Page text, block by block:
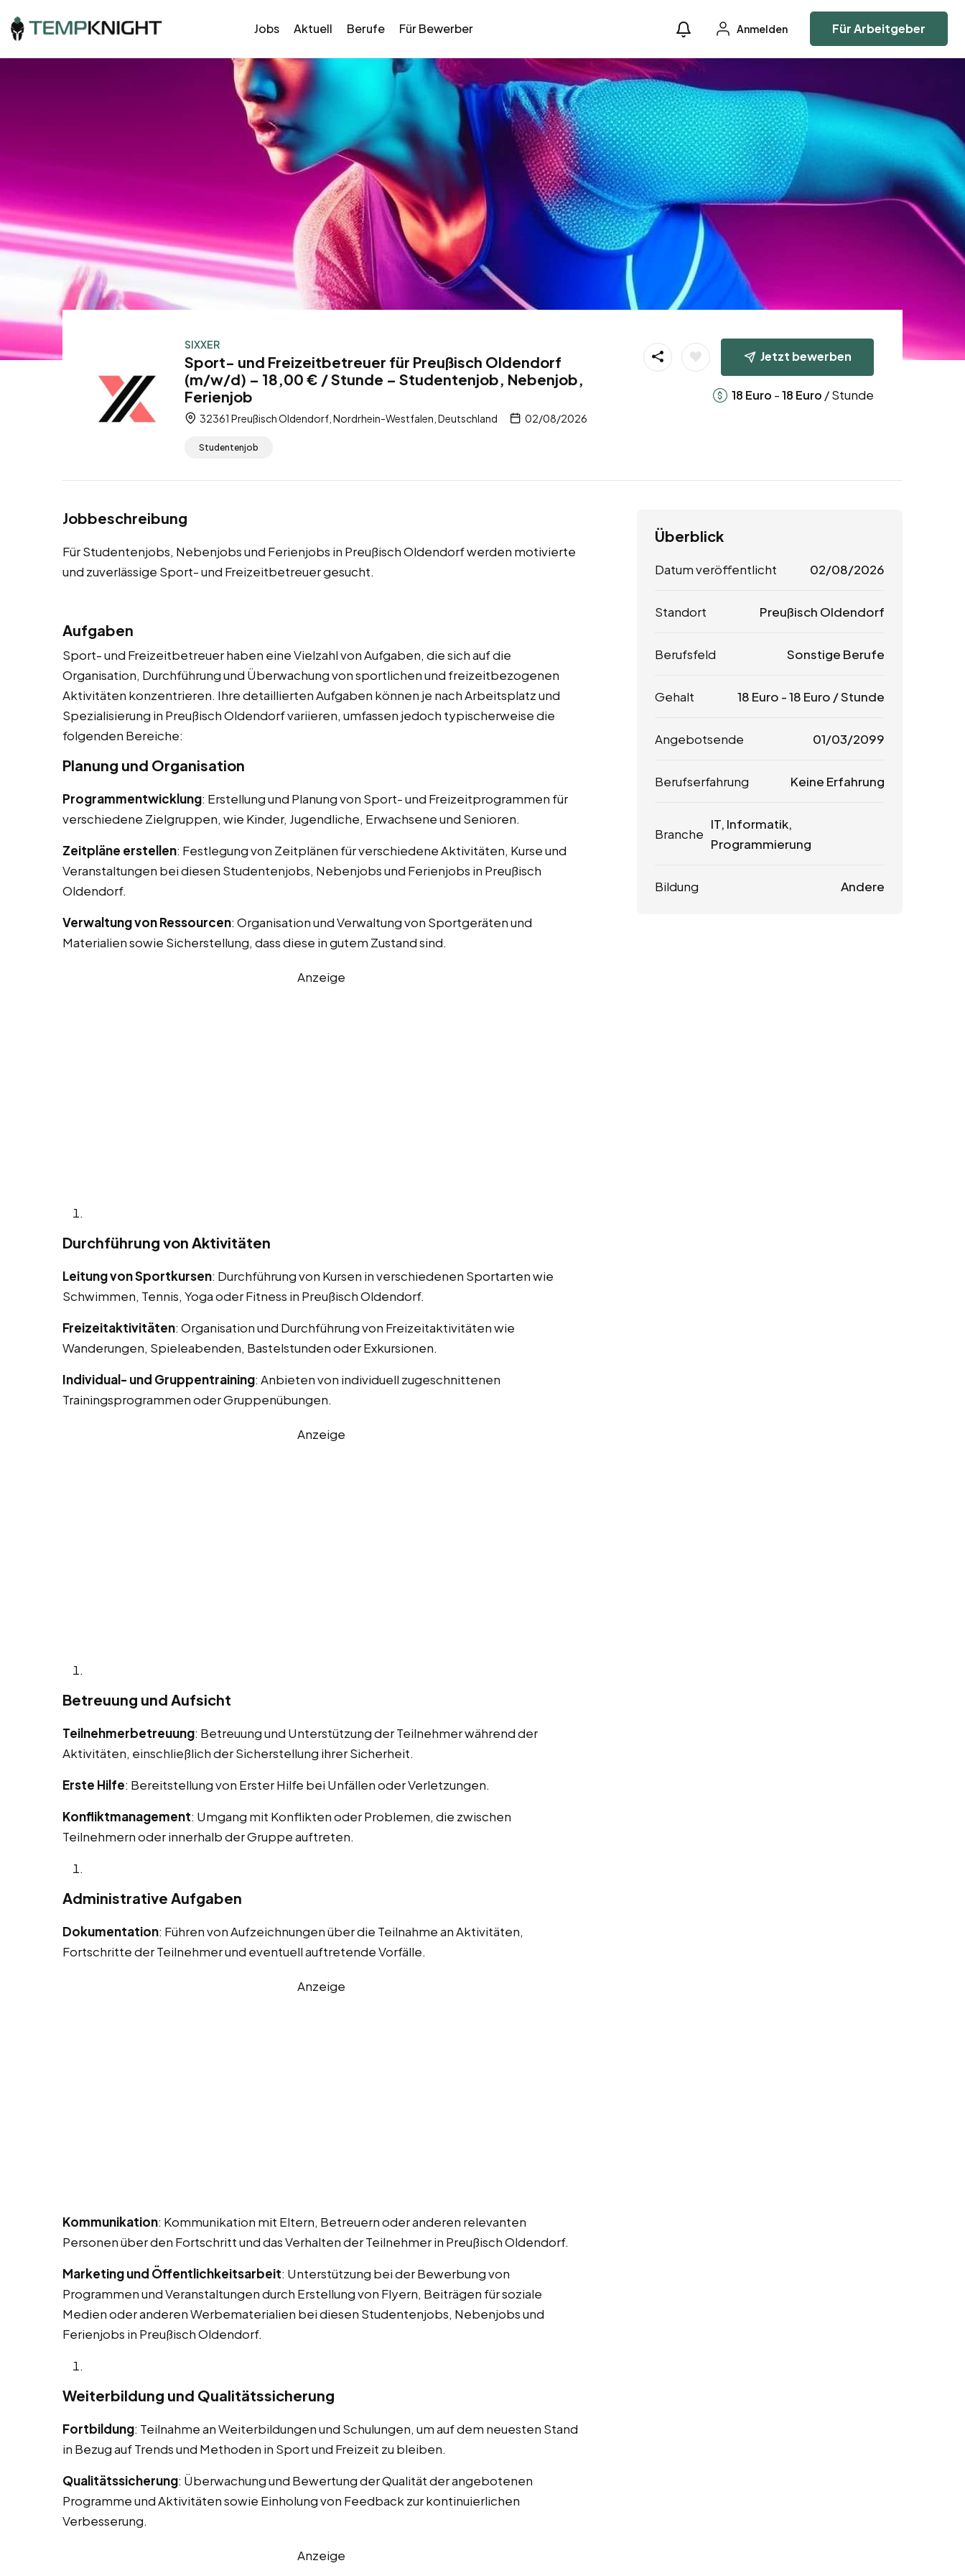
Jobs Aktuell Berufe Für Bewerber Anmelden Für Arbeitgeber
SIXXER
Sport- und Freizeitbetreuer für Preußisch Oldendorf
(m/w/d) – 18,00 € / Stunde – Studentenjob, Nebenjob,
Ferienjob
32361 Preußisch Oldendorf, Nordrhein-Westfalen, Deutschland 02/08/2026
Studentenjob
Jetzt bewerben
18 Euro -18 Euro / Stunde
Jobbeschreibung
Für Studentenjobs, Nebenjobs und Ferienjobs in Preußisch Oldendorf werden motivierte
und zuverlässige Sport- und Freizeitbetreuer gesucht.
Aufgaben
Sport- und Freizeitbetreuer haben eine Vielzahl von Aufgaben, die sich auf die
Organisation, Durchführung und Überwachung von sportlichen und freizeitbezogenen
Aktivitäten konzentrieren. Ihre detaillierten Aufgaben können je nach Arbeitsplatz und
Spezialisierung in Preußisch Oldendorf variieren, umfassen jedoch typischerweise die
folgenden Bereiche:
Planung und Organisation
Programmentwicklung: Erstellung und Planung von Sport- und Freizeitprogrammen für
verschiedene Zielgruppen, wie Kinder, Jugendliche, Erwachsene und Senioren.
Zeitpläne erstellen: Festlegung von Zeitplänen für verschiedene Aktivitäten, Kurse und
Veranstaltungen bei diesen Studentenjobs, Nebenjobs und Ferienjobs in Preußisch
Oldendorf.
Verwaltung von Ressourcen: Organisation und Verwaltung von Sportgeräten und
Materialien sowie Sicherstellung, dass diese in gutem Zustand sind.
Anzeige
Durchführung von Aktivitäten
Leitung von Sportkursen: Durchführung von Kursen in verschiedenen Sportarten wie
Schwimmen, Tennis, Yoga oder Fitness in Preußisch Oldendorf.
Freizeitaktivitäten: Organisation und Durchführung von Freizeitaktivitäten wie
Wanderungen, Spieleabenden, Bastelstunden oder Exkursionen.
Individual- und Gruppentraining: Anbieten von individuell zugeschnittenen
Trainingsprogrammen oder Gruppenübungen.
Anzeige
Betreuung und Aufsicht
Teilnehmerbetreuung: Betreuung und Unterstützung der Teilnehmer während der
Aktivitäten, einschließlich der Sicherstellung ihrer Sicherheit.
Erste Hilfe: Bereitstellung von Erster Hilfe bei Unfällen oder Verletzungen.
Konfliktmanagement: Umgang mit Konflikten oder Problemen, die zwischen
Teilnehmern oder innerhalb der Gruppe auftreten.
Administrative Aufgaben
Dokumentation: Führen von Aufzeichnungen über die Teilnahme an Aktivitäten,
Fortschritte der Teilnehmer und eventuell auftretende Vorfälle.
Anzeige
Kommunikation: Kommunikation mit Eltern, Betreuern oder anderen relevanten
Personen über den Fortschritt und das Verhalten der Teilnehmer in Preußisch Oldendorf.
Marketing und Öffentlichkeitsarbeit: Unterstützung bei der Bewerbung von
Programmen und Veranstaltungen durch Erstellung von Flyern, Beiträgen für soziale
Medien oder anderen Werbematerialien bei diesen Studentenjobs, Nebenjobs und
Ferienjobs in Preußisch Oldendorf.
Weiterbildung und Qualitätssicherung
Fortbildung: Teilnahme an Weiterbildungen und Schulungen, um auf dem neuesten Stand
in Bezug auf Trends und Methoden in Sport und Freizeit zu bleiben.
Qualitätssicherung: Überwachung und Bewertung der Qualität der angebotenen
Programme und Aktivitäten sowie Einholung von Feedback zur kontinuierlichen
Verbesserung.
Anzeige
Überblick
Datum veröffentlicht 02/08/2026
Standort Preußisch Oldendorf
Berufsfeld Sonstige Berufe
Gehalt 18 Euro -18 Euro / Stunde
Angebotsende 01/03/2099
Berufserfahrung Keine Erfahrung
Branche
IT, Informatik,
Programmierung
Bildung Andere